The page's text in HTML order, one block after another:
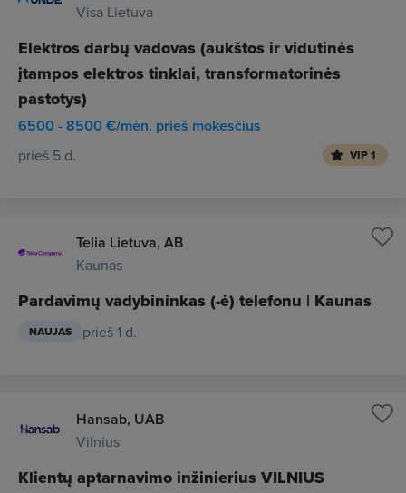
Visa Lietuva
Elektros darbų vadovas (aukštos ir vidutinės
įtampos elektros tinklai, transformatorinės
pastotys)
6500 - 8500 €/mėn. prieš mokesčius
prieš 5 d. VIP 1
Telia Lietuva, AB
Kaunas
Pardavimų vadybininkas (-ė) telefonu | Kaunas
NAUJAS prieš 1 d.
Hansab, UAB
Vilnius
Klientų aptarnavimo inžinierius VILNIUS